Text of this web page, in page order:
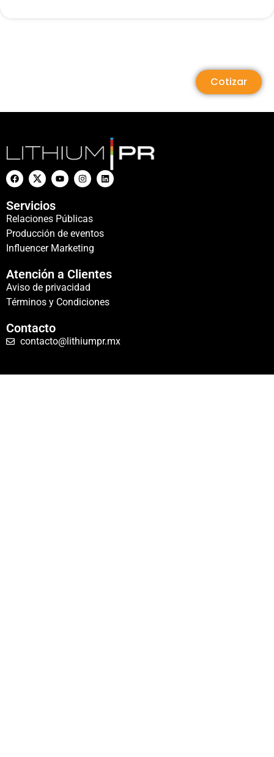
Cotizar
Servicios
Relaciones Públicas
Producción de eventos
Influencer Marketing
Atención a Clientes
Aviso de privacidad
Términos y Condiciones
Contacto
contacto@lithiumpr.mx